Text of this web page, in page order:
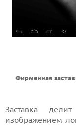
Фирменная
Заставка
изображением